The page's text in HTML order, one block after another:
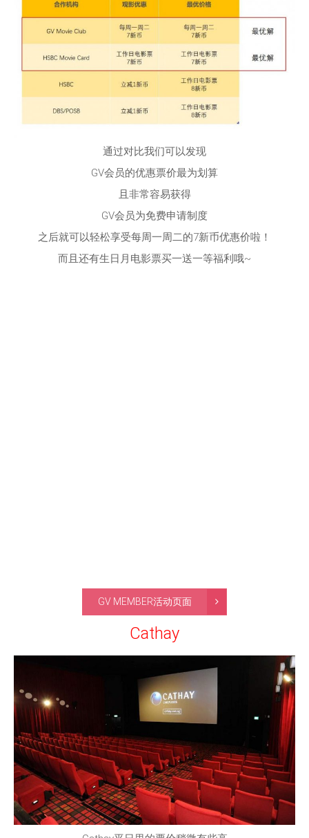
通过对比我们可以发现
GV会员的优惠票价最为划算
且非常容易获得
GV会员为免费申请制度
之后就可以轻松享受每周一周二的7新币优惠价啦！
而且还有生日月电影票买一送一等福利哦~
GV MEMBER活动页面
Cathay